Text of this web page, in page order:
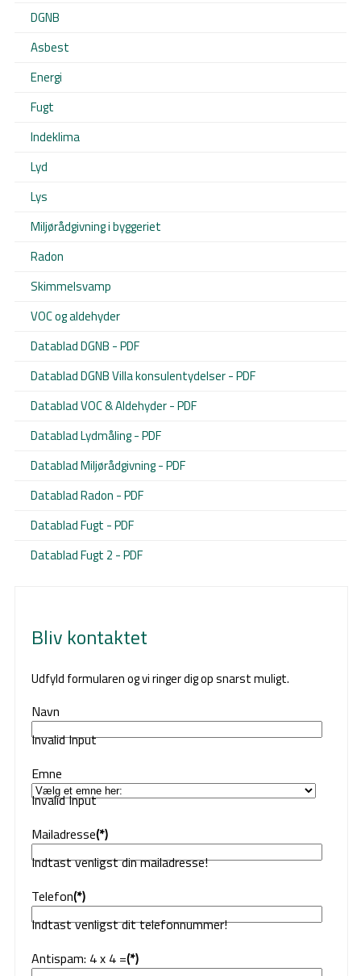
DGNB
Asbest
Energi
Fugt
Indeklima
Lyd
Lys
Miljørådgivning i byggeriet
Radon
Skimmelsvamp
VOC og aldehyder
Datablad DGNB - PDF
Datablad DGNB Villa konsulentydelser - PDF
Datablad VOC & Aldehyder - PDF
Datablad Lydmåling - PDF
Datablad Miljørådgivning - PDF
Datablad Radon - PDF
Datablad Fugt - PDF
Datablad Fugt 2 - PDF
Bliv kontaktet
Udfyld formularen og vi ringer dig op snarst muligt.
Navn
Invalid Input
Emne
Invalid Input
Mailadresse(*)
Indtast venligst din mailadresse!
Telefon(*)
Indtast venligst dit telefonnummer!
Antispam: 4 x 4 =(*)